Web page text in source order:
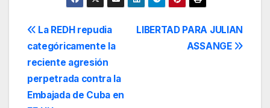
Navegación
de
entradas
LIBERTAD PARA JULIAN
ASSANGE
La REDH repudia
categóricamente la
reciente agresión
perpetrada contra la
Embajada de Cuba en